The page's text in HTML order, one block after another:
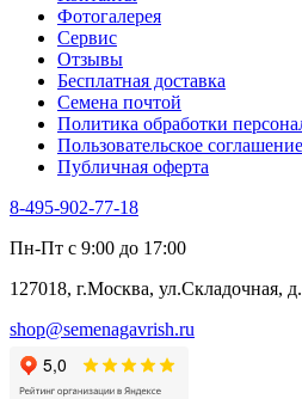
Хризантема овощная
Цикорий пряный
Цикорий салатный
Черемша
Шпинат
Щавель
Эндивий
Эстрагон
Алтей
Бессмертник
Валериана
Валерианелла
Гибискус лекарственный
Девясил
Душица
Фотогалерея​
Сервис
Отзывы
Бесплатная доставка
Семена почтой
Политика обработки
Пользовательское соглашение
Публичная оферта
8-495-902-77-18
Пн-Пт с 9:00 до 17:00
127018, г.Москва, ул.Складочная,
shop@semenagavrish.ru